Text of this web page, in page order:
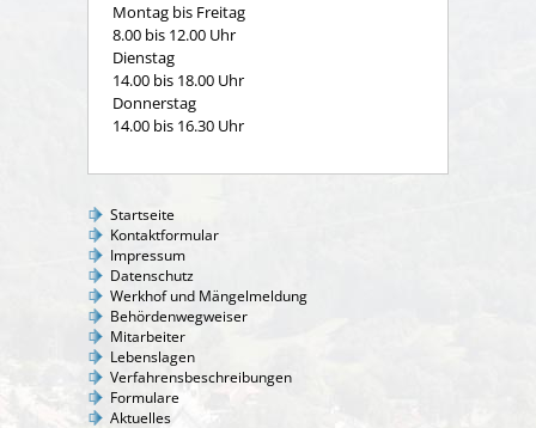
Montag bis Freitag
8.00 bis 12.00 Uhr
Dienstag
14.00 bis 18.00 Uhr
Donnerstag
14.00 bis 16.30 Uhr
Startseite
Kontaktformular
Impressum
Datenschutz
Werkhof und Mängelmeldung
Behördenwegweiser
Mitarbeiter
Lebenslagen
Verfahrensbeschreibungen
Formulare
Aktuelles